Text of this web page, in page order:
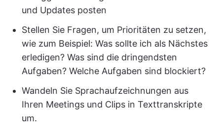
und Updates posten
Stellen Sie Fragen, um Prioritäten zu setzen,
wie zum Beispiel: Was sollte ich als Nächstes
erledigen? Was sind die dringendsten
Aufgaben? Welche Aufgaben sind blockiert?
Wandeln Sie Sprachaufzeichnungen aus
Ihren Meetings und Clips in Texttranskripte
um.